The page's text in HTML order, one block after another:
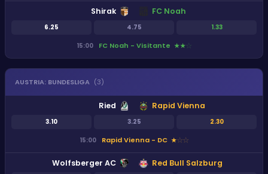
Shirak
6.25 4.75 1.33
FC Noah
15:00 FC Noah - Visitante ★★★
AUSTRIA: BUNDESLIGA (3)
Ried
3.10 3.25 2.30
Rapid Vienna
15:00 Rapid Vienna - DC ★★★
Wolfsberger AC Red Bull Salzburg